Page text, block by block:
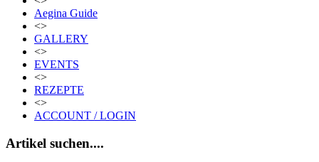
Aegina Guide
<>
GALLERY
<>
EVENTS
<>
REZEPTE
<>
ACCOUNT / LOGIN
Artikel suchen....